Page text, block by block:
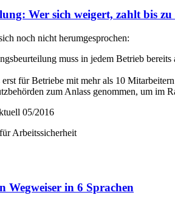
Wer sich weigert, zahlt bis
noch nicht herumgesprochen:
muss in jedem Betrieb
für Betriebe mit mehr als 10
zum Anlass genommen, um
05/2016
Arbeitssicherheit
Wegweiser in 6 Sprachen